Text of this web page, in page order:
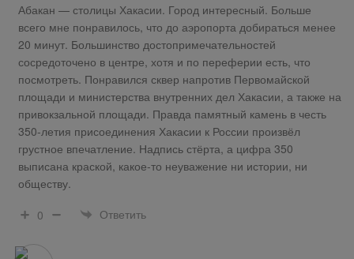
Абакан — столицы Хакасии. Город интересный. Больше
всего мне понравилось, что до аэропорта добираться менее
20 минут. Большинство достопримечательностей
сосредоточено в центре, хотя и по переферии есть, что
посмотреть. Понравился сквер напротив Первомайской
площади и министерства внутренних дел Хакасии, а также на
привокзальной площади. Правда памятный камень в честь
350-летия присоединения Хакасии к России произвёл
грустное впечатление. Надпись стёрта, а цифра 350
выписана краской, какое-то неуважение ни истории, ни
обществу.
0
Ответить